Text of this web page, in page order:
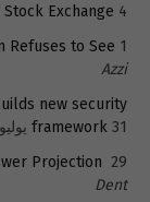
Stock Exchange 4 أغسطس 2026
Refuses to See 1 أغسطس 2026
Azzi
new security
framework 31 يوليو 2026
Projection 29 يوليو 2026
Dent